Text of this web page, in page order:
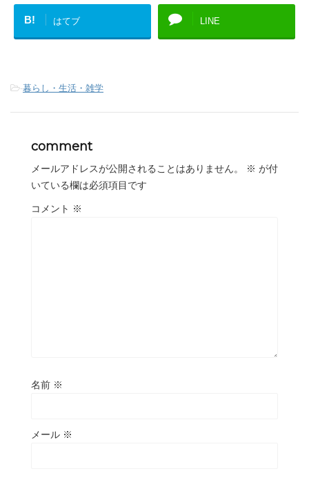
B! はてブ LINE
-暮らし・生活・雑学
comment
メールアドレスが公開されることはありません。 ※ が付
いている欄は必須項目です
コメント ※
名前 ※
メール ※